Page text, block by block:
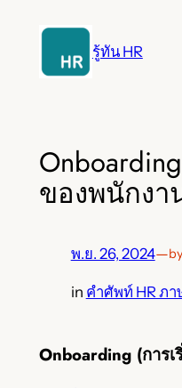
รู้ทัน HR
ของพนักงา
พ.ย. 26, 2024—by
in คำศัพท์ HR ภา
Onboarding (การ